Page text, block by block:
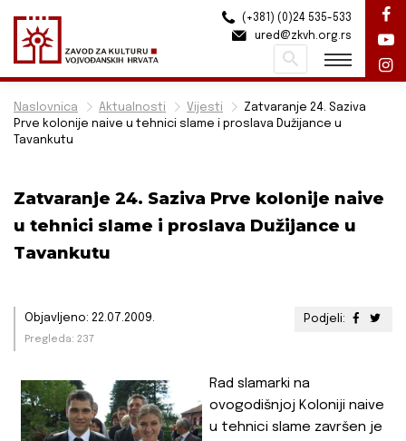
Naslovnica Aktualnosti Vijesti
Zatvaranje 24. Saziva
Prve kolonije naive u tehnici slame i proslava Dužijance u
Tavankutu
Zatvaranje 24. Saziva Prve kolonije naive
u tehnici slame i proslava Dužijance u
Tavankutu
Podjeli:
Objavljeno: 22.07.2009.
Pregleda: 237
Rad slamarki na
ovogodišnjoj Koloniji naive
u tehnici slame završen je
(+381) (0)24 535-533
ured@zkvh.org.rs
Pretraži